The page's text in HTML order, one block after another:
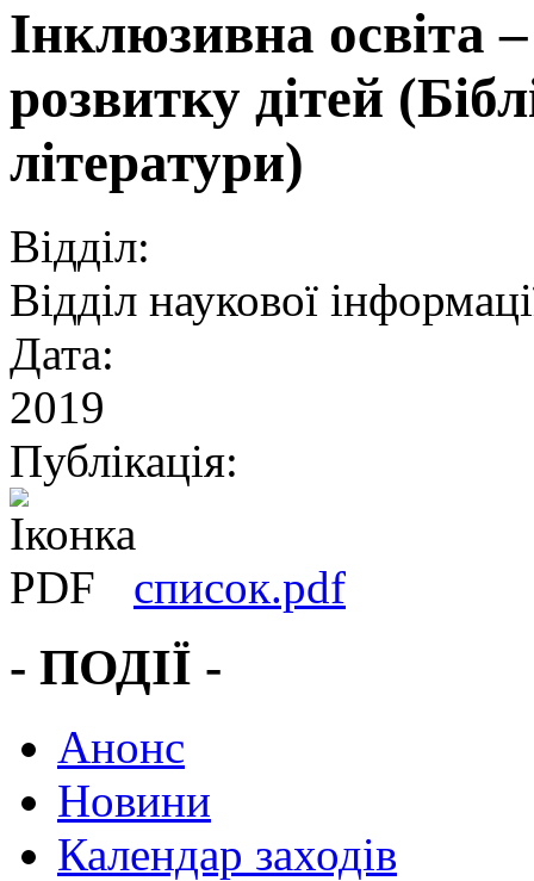
Інклюзивна освіта
розвитку дітей
літератури)
Відділ:
Відділ наукової
Дата:
2019
Публікація:
список.pdf
- ПОДІЇ -
Анонс
Новини
Календар заходів